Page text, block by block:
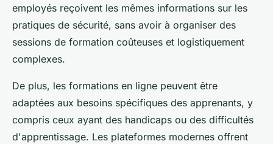
employés reçoivent les mêmes informations sur les
pratiques de sécurité, sans avoir à organiser des
sessions de formation coûteuses et logistiquement
complexes.
De plus, les formations en ligne peuvent être
adaptées aux besoins spécifiques des apprenants, y
compris ceux ayant des handicaps ou des difficultés
d'apprentissage. Les plateformes modernes offrent